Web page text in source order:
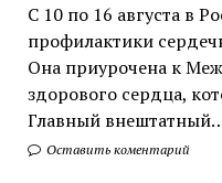
С 10 по 16 августа в
профилактики
Она приурочена к
здорового сердца,
Главный
Оставить коментарий